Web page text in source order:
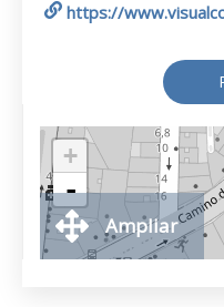
https://
+
-
Ampliar